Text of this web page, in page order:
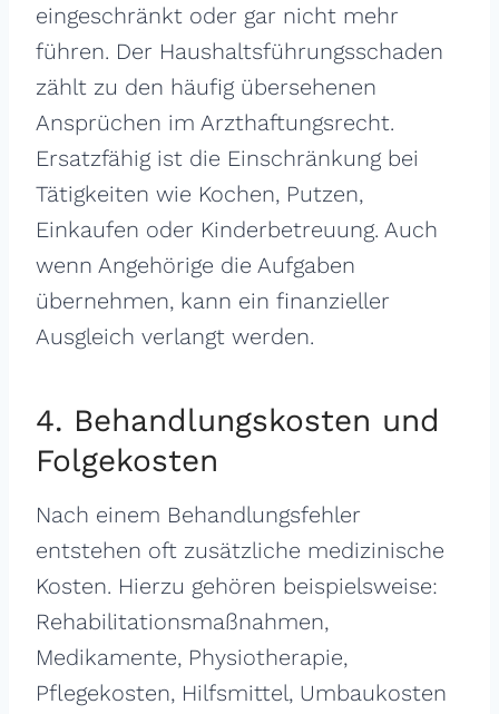
eingeschränkt oder gar nicht mehr
führen. Der Haushaltsführungsschaden
zählt zu den häufig übersehenen
Ansprüchen im Arzthaftungsrecht.
Ersatzfähig ist die Einschränkung bei
Tätigkeiten wie Kochen, Putzen,
Einkaufen oder Kinderbetreuung. Auch
wenn Angehörige die Aufgaben
übernehmen, kann ein finanzieller
Ausgleich verlangt werden.
4. Behandlungskosten und
Folgekosten
Nach einem Behandlungsfehler
entstehen oft zusätzliche medizinische
Kosten. Hierzu gehören beispielsweise:
Rehabilitationsmaßnahmen,
Medikamente, Physiotherapie,
Pflegekosten, Hilfsmittel, Umbaukosten